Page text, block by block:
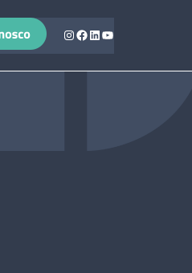
Instagram
Facebook
LinkedIn
Youtube